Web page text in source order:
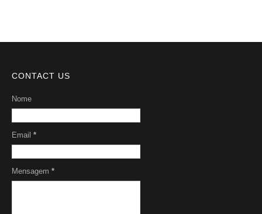
CONTACT US
Nome
Email *
Mensagem *